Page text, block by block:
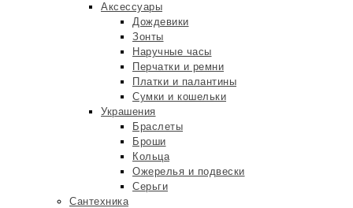
Аксессуары
Дождевики
Зонты
Наручные часы
Перчатки и ремни
Платки и палантины
Сумки и кошельки
Украшения
Браслеты
Броши
Кольца
Ожерелья и подвески
Серьги
Сантехника